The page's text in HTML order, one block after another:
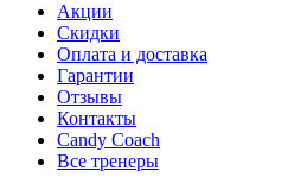
Акции
Скидки
Оплата и доставка
Гарантии
Отзывы
Контакты
Candy Coach
Все тренеры